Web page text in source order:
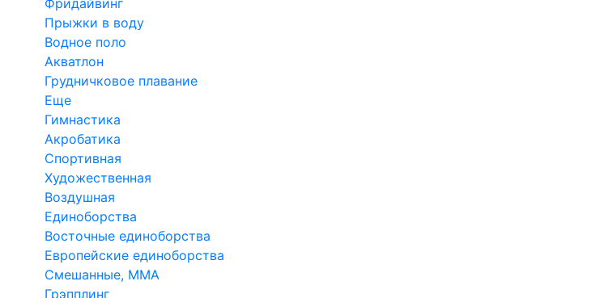
Фридайвинг
Прыжки в воду
Водное поло
Акватлон
Грудничковое плавание
Еще
Гимнастика
Акробатика
Спортивная
Художественная
Воздушная
Единоборства
Восточные единоборства
Европейские единоборства
Смешанные, ММА
Грэпплинг